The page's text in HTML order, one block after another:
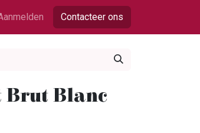
Contacteer ons
Brut Blanc